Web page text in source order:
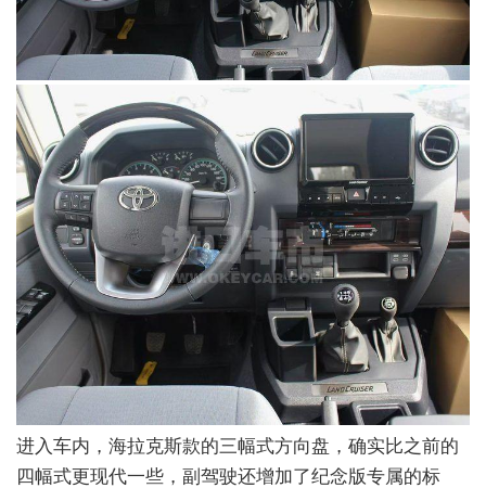
进入车内，海拉克斯款的三幅式方向盘，确实比之前的
四幅式更现代一些，副驾驶还增加了纪念版专属的标